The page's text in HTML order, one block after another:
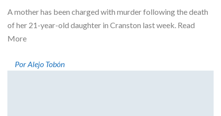
A mother has been charged with murder following the death
of her 21-year-old daughter in Cranston last week. Read
More
Por Alejo Tobón